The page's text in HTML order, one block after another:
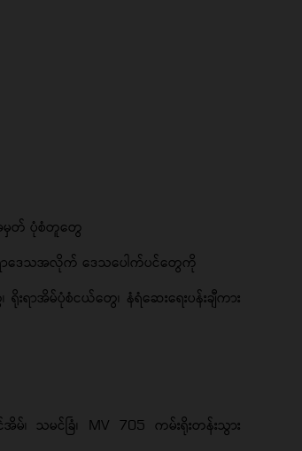
အမှတ် ပုံစံတူတွေ
ာဒေသအလိုက် ဒေသပေါက်ပင်တွေကို
းရာအိမ်ပုံစံငယ်တွေ၊ နံရံဆေးရေးပန်းချီကား
သမင်ခြံ၊ MV 705 ကမ်းရိုးတန်းသွား